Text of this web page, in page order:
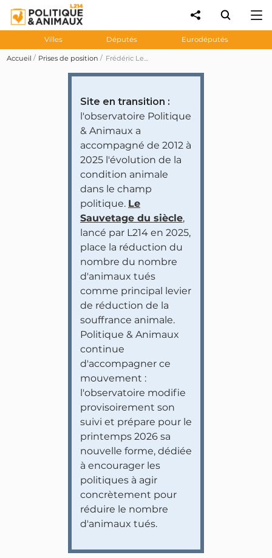
Villes Députés Eurodéputés
Accueil Prises de position Frédéric Lefebvre demande d'abolir le broyage des poussins mâles
Site en transition :
l'observatoire Politique
& Animaux a
accompagné de 2012 à
2025 l'évolution de la
condition animale
dans le champ
politique. Le
Sauvetage du siècle,
lancé par L214 en 2025,
place la réduction du
nombre du nombre
d'animaux tués
comme principal levier
de réduction de la
souffrance animale.
Politique & Animaux
continue
d'accompagner ce
mouvement :
l'observatoire modifie
provisoirement son
suivi et prépare pour le
printemps 2026 sa
nouvelle forme, dédiée
à encourager les
politiques à agir
concrètement pour
réduire le nombre
d'animaux tués.